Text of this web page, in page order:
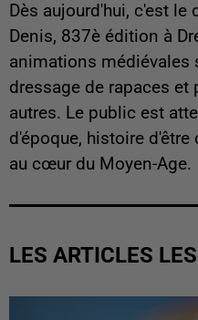
Dès aujourd'hui, c'est
Denis, 837è édition à
animations médiévales
dressage de rapaces
autres. Le public est
d'époque, histoire
au cœur du Moyen-Age.
LES ARTICLES